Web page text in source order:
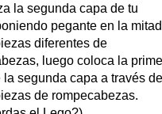
la segunda capa de tu
pegante en la mitad
diferentes de
luego coloca la
la segunda capa a través de
de rompecabezas.